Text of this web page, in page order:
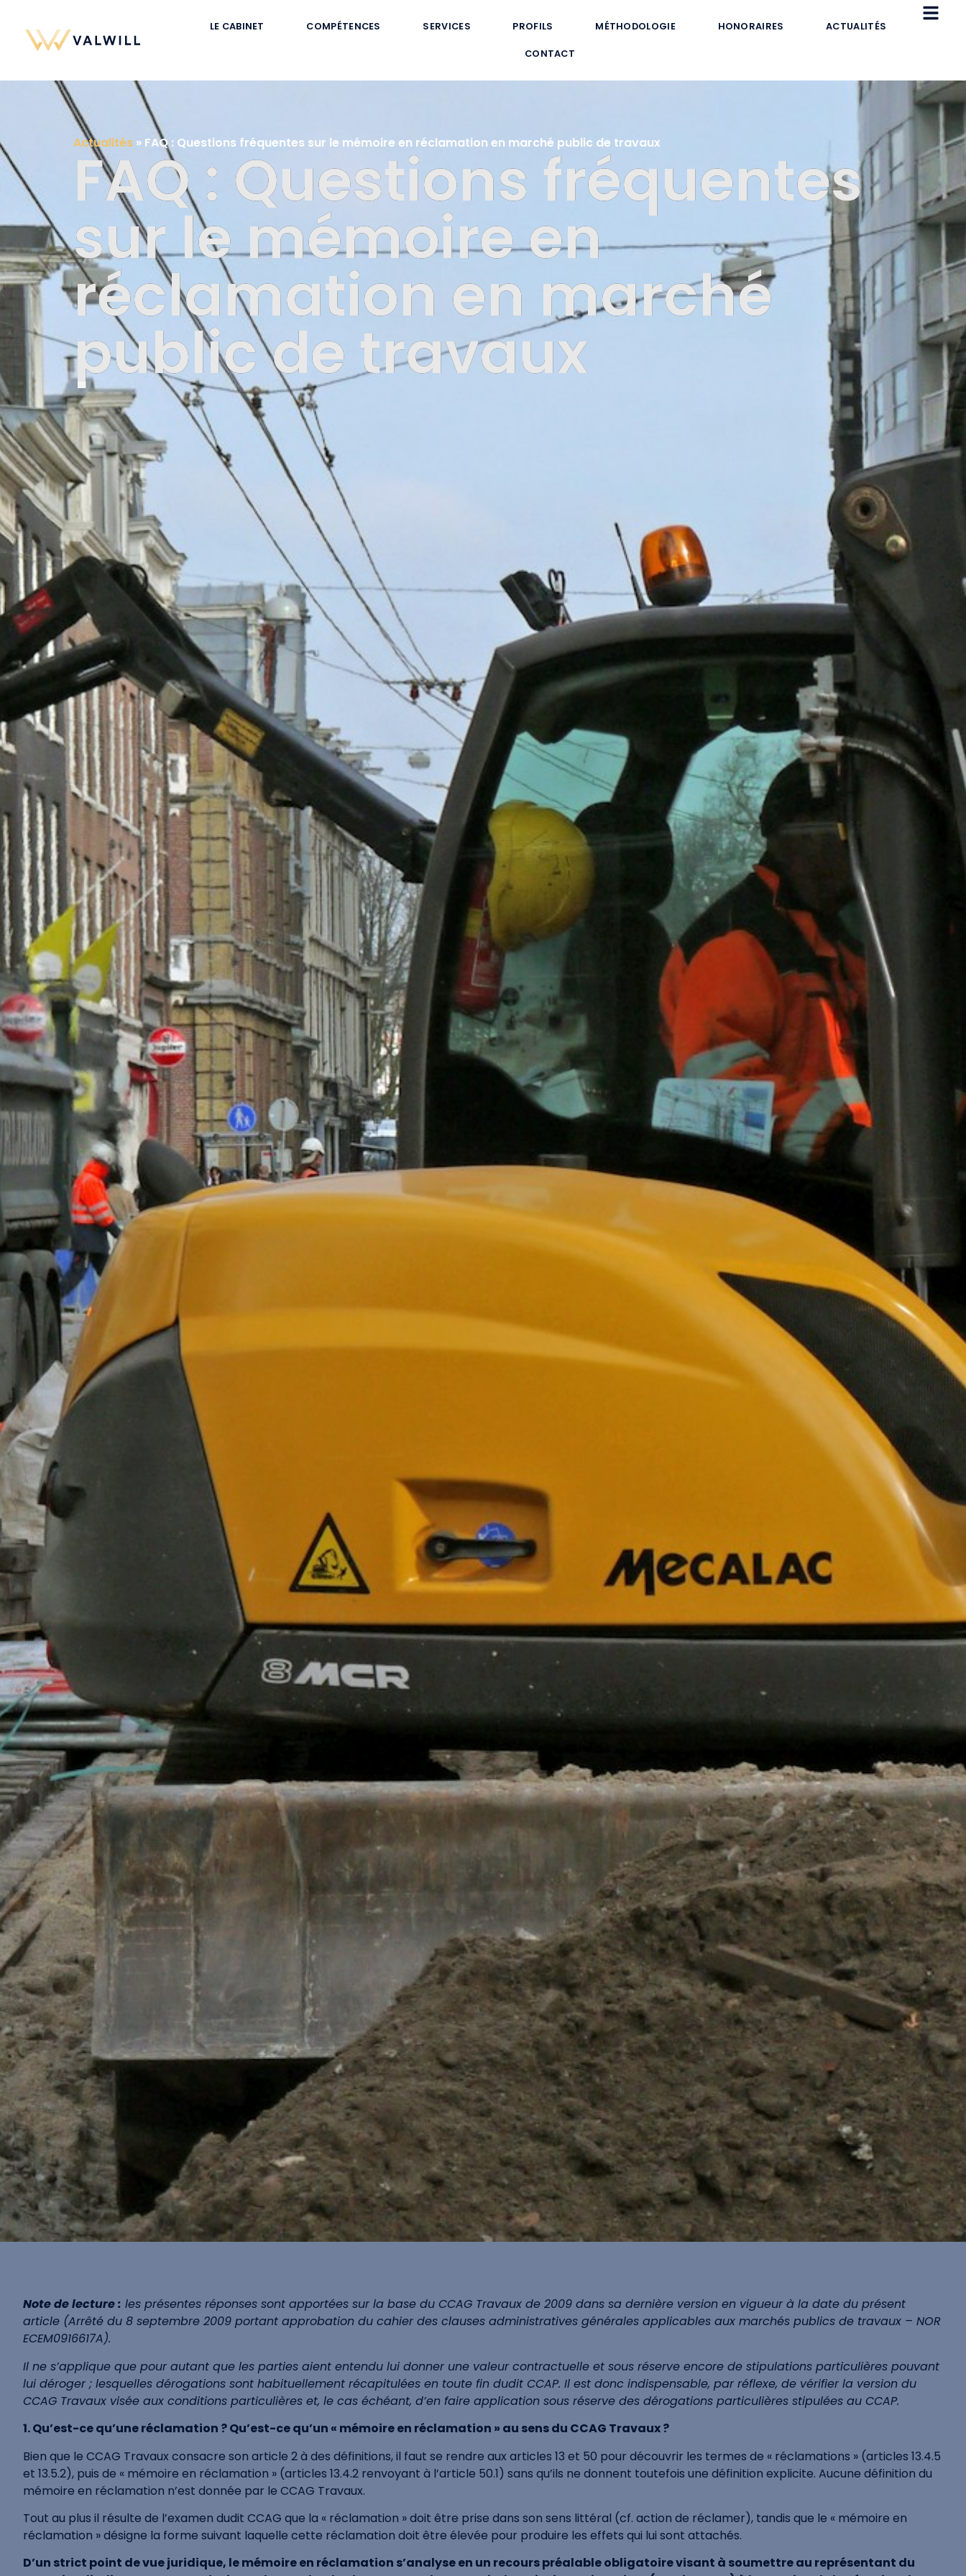
LE CABINET COMPÉTENCES SERVICES PROFILS MÉTHODOLOGIE HONORAIRES ACTUALITÉS
CONTACT
Actualités » FAQ : Questions fréquentes sur le mémoire en réclamation en marché public de travaux
FAQ : Questions fréquentes
sur le mémoire en
réclamation en marché
public de travaux
Note de lecture : les présentes réponses sont apportées sur la base du CCAG Travaux de 2009 dans sa dernière version en vigueur à la date du présent
article (Arrêté du 8 septembre 2009 portant approbation du cahier des clauses administratives générales applicables aux marchés publics de travaux – NOR
ECEM0916617A).
Il ne s’applique que pour autant que les parties aient entendu lui donner une valeur contractuelle et sous réserve encore de stipulations particulières pouvant
lui déroger ; lesquelles dérogations sont habituellement récapitulées en toute fin dudit CCAP. Il est donc indispensable, par réflexe, de vérifier la version du
CCAG Travaux visée aux conditions particulières et, le cas échéant, d’en faire application sous réserve des dérogations particulières stipulées au CCAP.
1. Qu’est-ce qu’une réclamation ? Qu’est-ce qu’un « mémoire en réclamation » au sens du CCAG Travaux ?
Bien que le CCAG Travaux consacre son article 2 à des définitions, il faut se rendre aux articles 13 et 50 pour découvrir les termes de « réclamations » (articles 13.4.5
et 13.5.2), puis de « mémoire en réclamation » (articles 13.4.2 renvoyant à l’article 50.1) sans qu’ils ne donnent toutefois une définition explicite. Aucune définition du
mémoire en réclamation n’est donnée par le CCAG Travaux.
Tout au plus il résulte de l’examen dudit CCAG que la « réclamation » doit être prise dans son sens littéral (cf. action de réclamer), tandis que le « mémoire en
réclamation » désigne la forme suivant laquelle cette réclamation doit être élevée pour produire les effets qui lui sont attachés.
D’un strict point de vue juridique, le mémoire en réclamation s’analyse en un recours préalable obligatoire visant à soumettre au représentant du